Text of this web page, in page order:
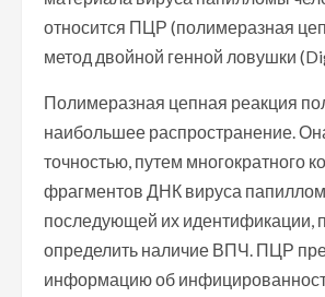
относится ПЦР (полимеразная
метод двойной генной ловушки
Полимеразная цепная реакция
наибольшее распространение.
точностью, путем многократного
фрагментов ДНК вируса
последующей их идентификации,
определить наличие ВПЧ. ПЦР
информацию об